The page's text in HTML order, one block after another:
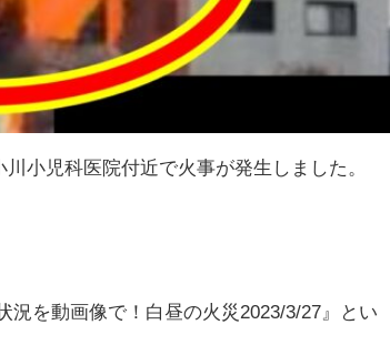
小児科医院付近で火事が発生しました。
を動画像で！白昼の火災2023/3/27』とい